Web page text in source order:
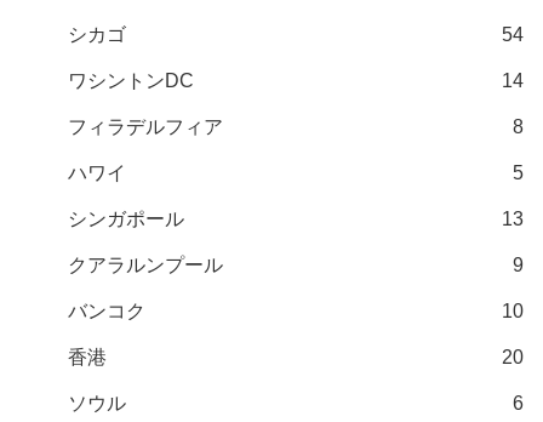
シカゴ 54
ワシントンDC 14
フィラデルフィア 8
ハワイ 5
シンガポール 13
クアラルンプール 9
バンコク 10
香港 20
ソウル 6